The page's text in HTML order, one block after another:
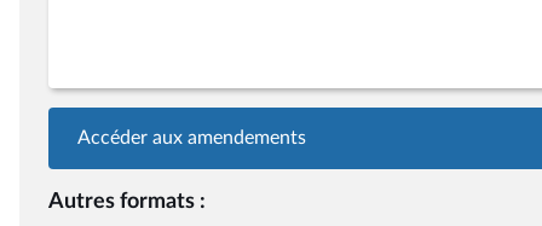
Accéder aux amendements
Autres formats :